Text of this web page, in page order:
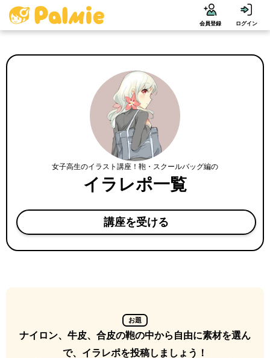
会員登録 ログイン
女子高生のイラスト講座！鞄・スクールバッグ編の
イラレポ一覧
講座を受ける
お題
ナイロン、牛皮、合皮の鞄の中から自由に素材を選ん
で、イラレポを投稿しましょう！